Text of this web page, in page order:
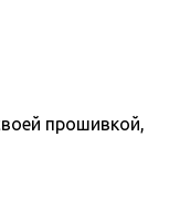
прошивкой,